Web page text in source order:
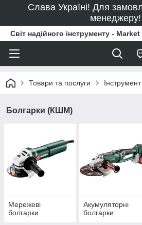
Слава Україні! Для
менеджеру!
Світ надійного інструменту -
Товари та послуги Інструмент
Болгарки (КШМ)
Мережеві
болгарки
Акумуляторні
болгарки